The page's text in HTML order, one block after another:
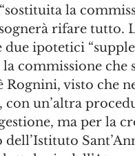
la
rifare tutto.
ipotetici
commissione che
Rognini, visto che
con un’altra
ma per la